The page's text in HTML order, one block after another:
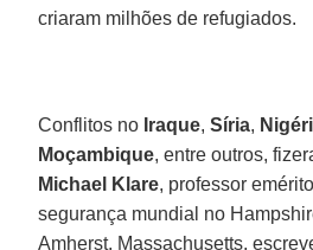
criaram milhões de refugiados.
Conflitos no Iraque,Síria,
Moçambique, entre outros,
Michael Klare, professor
segurança mundial no
Amherst, Massachusetts,